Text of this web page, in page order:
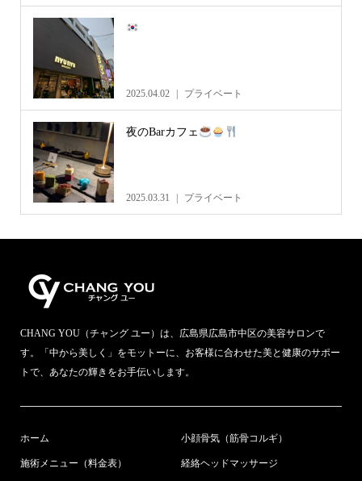
2025.04.02 プライベート
夜のBarカフェ
2025.03.31 プライベート
CHANG YOU（チャング ユー）は、広島県広島市中区の美容サロンで
す。「中から美しく」をモットーに、お客様に合わせた美と健康のサポー
トで、あなたの輝きをお手伝いします。
ホーム
施術メニュー（料金表）
小顔骨気（筋骨コルギ）
経絡ヘッドマッサージ